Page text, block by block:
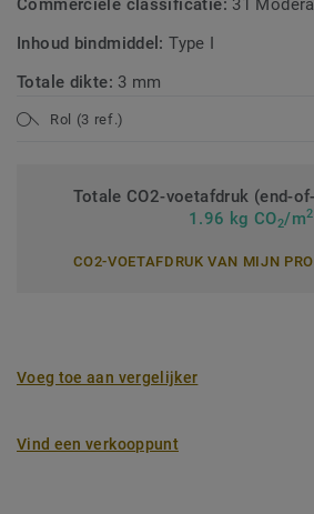
Commerciële classificatie: 31
Inhoud bindmiddel:Type I
Totale dikte: 3 mm
Rol (3 ref.)
Totale CO2-voetafdruk (end-
1.96 kg CO2/m2
CO2-VOETAFDRUK VAN MIJN
Voeg toe aan vergelijker
Vind een verkooppunt